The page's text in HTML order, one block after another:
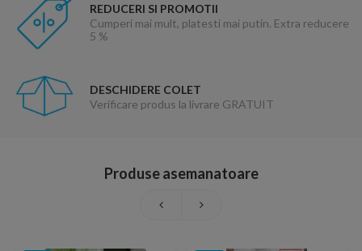
REDUCERI SI PROMOTII
Cumperi mai mult, platesti mai putin. Extra reducere
5 %
DESCHIDERE COLET
Verificare produs la livrare GRATUIT
Produse asemanatoare